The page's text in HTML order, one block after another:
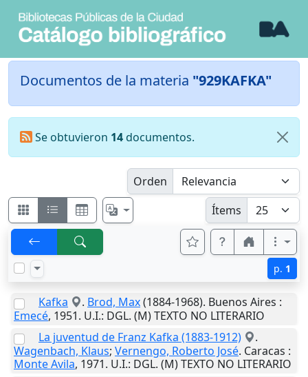
Documentos de la materia "929KAFKA"
Se obtuvieron 14documentos.
Orden
Ítems
p. 1
Kafka . Brod, Max(1884-1968). Buenos Aires :
Emecé, 1951. U.I.: DGL. (M) TEXTO NO LITERARIO
La juventud de Franz Kafka (1883-1912)
.
Wagenbach, Klaus; Vernengo, Roberto José. Caracas :
Monte Avila, 1971. U.I.: DGL. (M) TEXTO NO LITERARIO